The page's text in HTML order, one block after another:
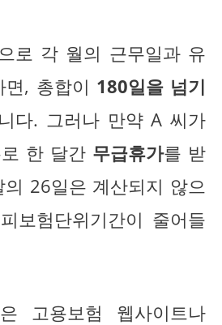
로 각 월의 근무일과 유
면, 총합이 180일을 넘기
다. 그러나 만약 A 씨가
한 달간 무급휴가를 받
26일은 계산되지 않으
보험단위기간이 줄어들
은 고용보험 웹사이트나